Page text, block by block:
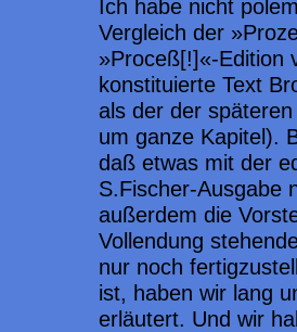
Ich habe nicht
Vergleich der
»Proceß[!]«-Edition
konstituierte Text
als der der
um ganze Kapitel).
daß etwas mit der
S.Fischer-Ausgabe
außerdem die
Vollendung
nur noch
ist, haben wir lang
erläutert. Und wir